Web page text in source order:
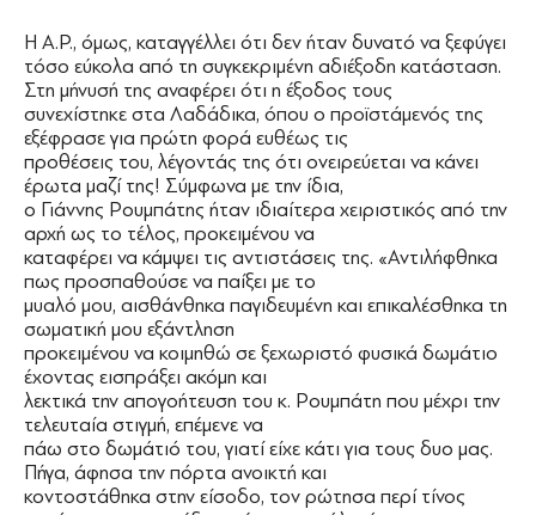
Η Α.Ρ., όμως, καταγγέλλει ότι δεν ήταν δυνατό να ξεφύγει
τόσο εύκολα από τη συγκεκριμένη αδιέξοδη κατάσταση.
Στη μήνυσή της αναφέρει ότι η έξοδος τους
συνεχίστηκε στα Λαδάδικα, όπου ο προϊστάμενός της
εξέφρασε για πρώτη φορά ευθέως τις
προθέσεις του, λέγοντάς της ότι ονειρεύεται να κάνει
έρωτα μαζί της! Σύμφωνα με την ίδια,
ο Γιάννης Ρουμπάτης ήταν ιδιαίτερα χειριστικός από την
αρχή ως το τέλος, προκειμένου να
καταφέρει να κάμψει τις αντιστάσεις της. «Αντιλήφθηκα
πως προσπαθούσε να παίξει με το
μυαλό μου, αισθάνθηκα παγιδευμένη και επικαλέσθηκα τη
σωματική μου εξάντληση
προκειμένου να κοιμηθώ σε ξεχωριστό φυσικά δωμάτιο
έχοντας εισπράξει ακόμη και
λεκτικά την απογοήτευση του κ. Ρουμπάτη που μέχρι την
τελευταία στιγμή, επέμενε να
πάω στο δωμάτιό του, γιατί είχε κάτι για τους δυο μας.
Πήγα, άφησα την πόρτα ανοικτή και
κοντοστάθηκα στην είσοδο, τον ρώτησα περί τίνος